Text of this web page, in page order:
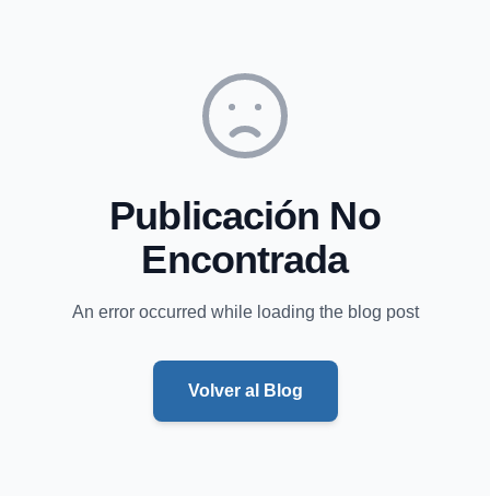
Publicación No
Encontrada
An error occurred while loading the blog post
Volver al Blog